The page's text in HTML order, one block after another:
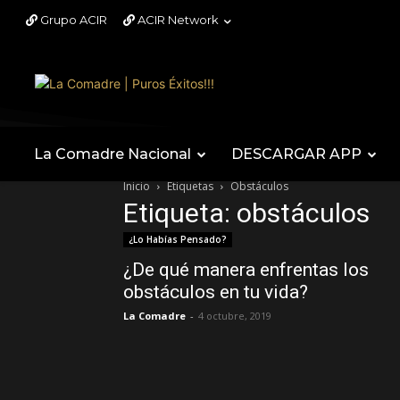
Grupo ACIR ACIR Network
La Comadre Nacional DESCARGAR APP
Inicio Etiquetas Obstáculos
Etiqueta: obstáculos
¿Lo Habías Pensado?
¿De qué manera enfrentas los
obstáculos en tu vida?
La Comadre - 4 octubre, 2019